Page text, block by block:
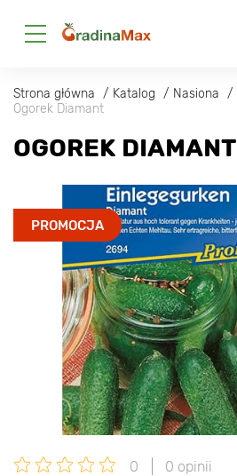
Strona główna Katalog Nasiona
Ogorek Diamant
OGOREK DIAMANT
PROMOCJA
0 0 opinii